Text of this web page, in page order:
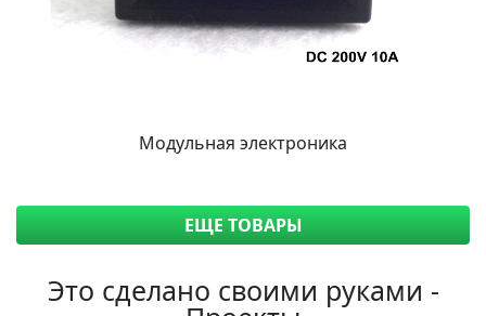
Модульная электроника
ЕЩЕ ТОВАРЫ
Это сделано своими руками -